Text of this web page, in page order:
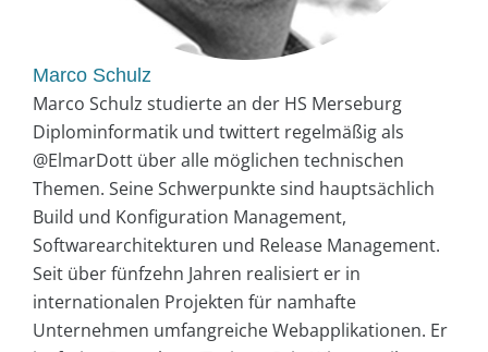
Marco Schulz
Marco Schulz studierte an der HS Merseburg
Diplominformatik und twittert regelmäßig als
@ElmarDott über alle möglichen technischen
Themen. Seine Schwerpunkte sind hauptsächlich
Build und Konfiguration Management,
Softwarearchitekturen und Release Management.
Seit über fünfzehn Jahren realisiert er in
internationalen Projekten für namhafte
Unternehmen umfangreiche Webapplikationen. Er